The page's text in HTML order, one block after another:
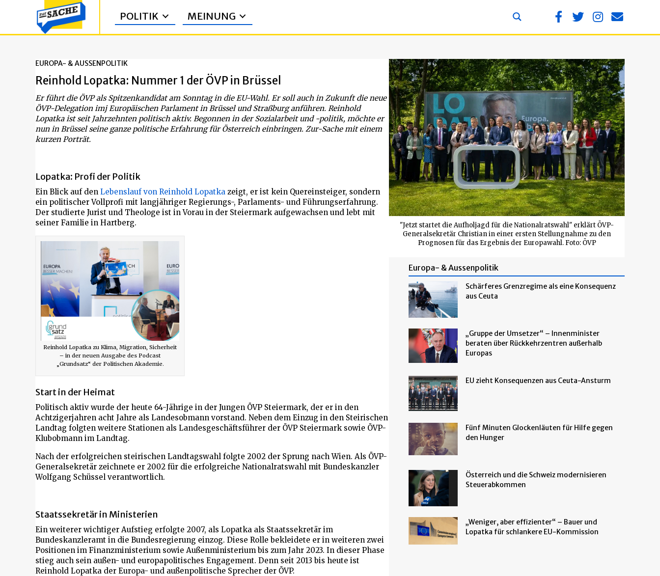
POLITIK MEINUNG
EUROPA- & AUSSENPOLITIK
Reinhold Lopatka: Nummer 1 der ÖVP in Brüssel
Er führt die ÖVP als Spitzenkandidat am Sonntag in die EU-Wahl. Er soll auch in Zukunft die neue
ÖVP-Delegation imj Europäischen Parlament in Brüssel und Straßburg anführen. Reinhold
Lopatka ist seit Jahrzehnten politisch aktiv. Begonnen in der Sozialarbeit und -politik, möchte er
nun in Brüssel seine ganze politische Erfahrung für Österreich einbringen. Zur-Sache mit einem
kurzen Porträt.
Lopatka: Profi der Politik
Ein Blick auf den Lebenslauf von Reinhold Lopatka zeigt, er ist kein Quereinsteiger, sondern
ein politischer Vollprofi mit langjähriger Regierungs-, Parlaments- und Führungserfahrung.
Der studierte Jurist und Theologe ist in Vorau in der Steiermark aufgewachsen und lebt mit
seiner Familie in Hartberg.
Reinhold Lopatka zu Klima, Migration, Sicherheit
– in der neuen Ausgabe des Podcast
„Grundsatz“ der Politischen Akademie.
Start in der Heimat
Politisch aktiv wurde der heute 64-Jährige in der Jungen ÖVP Steiermark, der er in den
Achtzigerjahren acht Jahre als Landesobmann vorstand. Neben dem Einzug in den Steirischen
Landtag folgten weitere Stationen als Landesgeschäftsführer der ÖVP Steiermark sowie ÖVP-
Klubobmann im Landtag.
Nach der erfolgreichen steirischen Landtagswahl folgte 2002 der Sprung nach Wien. Als ÖVP-
Generalsekretär zeichnete er 2002 für die erfolgreiche Nationalratswahl mit Bundeskanzler
Wolfgang Schüssel verantwortlich.
Staatssekretär in Ministerien
Ein weiterer wichtiger Aufstieg erfolgte 2007, als Lopatka als Staatssekretär im
Bundeskanzleramt in die Bundesregierung einzog. Diese Rolle bekleidete er in weiteren zwei
Positionen im Finanzministerium sowie Außenministerium bis zum Jahr 2023. In dieser Phase
stieg auch sein außen- und europapolitisches Engagement. Denn seit 2013 bis heute ist
Reinhold Lopatka der Europa- und außenpolitische Sprecher der ÖVP.
"Jetzt startet die Aufholjagd für die Nationalratswahl" erklärt ÖVP-
Generalsekretär Christian in einer ersten Stellungnahme zu den
Prognosen für das Ergebnis der Europawahl. Foto: ÖVP
Europa- & Aussenpolitik
Schärferes Grenzregime als eine Konsequenz
aus Ceuta
„Gruppe der Umsetzer“ – Innenminister
beraten über Rückkehrzentren außerhalb
Europas
EU zieht Konsequenzen aus Ceuta-Ansturm
Fünf Minuten Glockenläuten für Hilfe gegen
den Hunger
Österreich und die Schweiz modernisieren
Steuerabkommen
„Weniger, aber effizienter“ – Bauer und
Lopatka für schlankere EU-Kommission